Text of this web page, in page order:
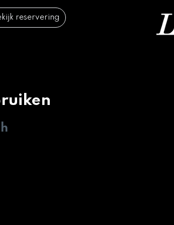
reservering